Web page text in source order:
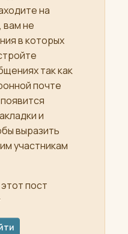
на
вам не
в которых
так как
почте
и
выразить
участникам
пост